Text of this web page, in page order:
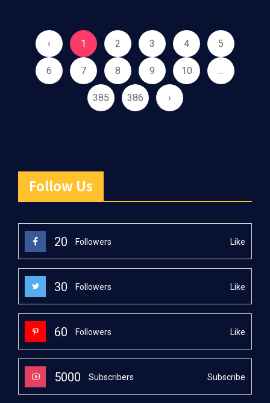
‹ 1 2 3 4 5
6 7 8 9 10 ...
385 386 ›
Follow Us
20 Followers Like
30 Followers Like
60 Followers Like
5000 Subscribers Subscribe